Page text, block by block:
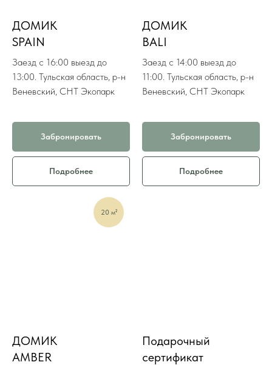
ДОМИК
SPAIN
Заезд с 16:00 выезд до
13:00. Тульская область, р-н
Веневский, СНТ Экопарк
Забронировать
Подробнее
ДОМИК
BALI
Заезд с 14:00 выезд до
11:00. Тульская область, р-н
Веневский, СНТ Экопарк
Забронировать
Подробнее
20 м²
ДОМИК
AMBER
Подарочный
сертификат